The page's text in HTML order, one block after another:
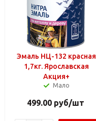
Эмаль НЦ-132 красная
1,7кг. Ярославская
Акция+
Мало
499.00руб/шт